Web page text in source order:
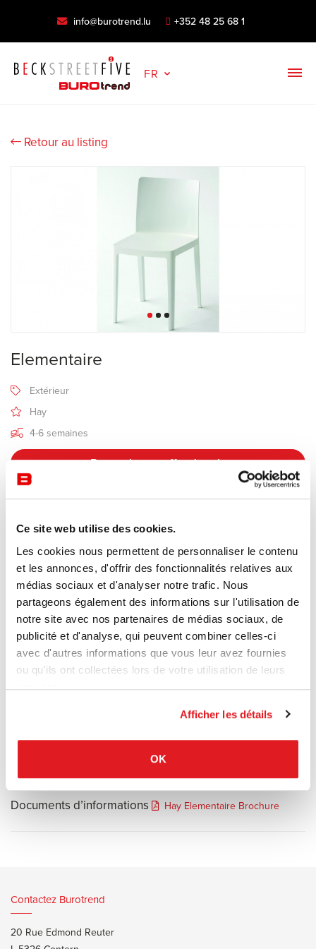
Ce site web utilise des cookies.
Les cookies nous permettent de personnaliser le contenu
et les annonces, d'offrir des fonctionnalités relatives aux
médias sociaux et d'analyser notre trafic. Nous
partageons également des informations sur l'utilisation de
notre site avec nos partenaires de médias sociaux, de
publicité et d'analyse, qui peuvent combiner celles-ci
avec d'autres informations que vous leur avez fournies
ou qu'ils ont collectées lors de votre utilisation de leurs
services.
Afficher les détails
OK
info@burotrend.lu +352 48 25 68 1
FR
Retour au listing
Elementaire
Extérieur
Hay
4-6 semaines
Recevoir une offre de prix
Description
La chaiseÉlémentaireutilise la toute dernière technologie pour
créer une chaise suffisamment robuste pour être un objet durable
tout en restant délicate. Des proportions précises et un profil clair
donnent à la chaise Élémentaire un charme qui lui permet de se
démarquer. Conçue pour la vie de tous les jours, la chaise
Élémentaire répond aux besoins du quotidien.
Finition polypropylène moulé par injection renforcé de fibre de
verre
Coloris vert fumé – brun chocolat – jaune clair – gris bleu – olive –
Documents d’informations Hay Elementaire Brochure
Contactez Burotrend
20 Rue Edmond Reuter